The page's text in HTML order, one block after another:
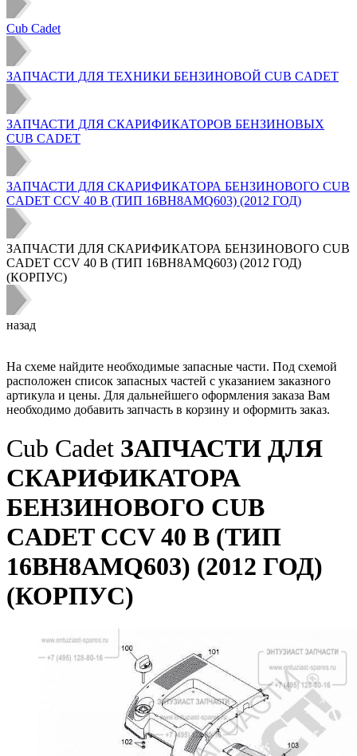
Cub Cadet
ЗАПЧАСТИ ДЛЯ ТЕХНИКИ БЕНЗИНОВОЙ CUB CADET
ЗАПЧАСТИ ДЛЯ СКАРИФИКАТОРОВ БЕНЗИНОВЫХ
CUB CADET
ЗАПЧАСТИ ДЛЯ СКАРИФИКАТОРА БЕНЗИНОВОГО CUB
CADET CCV 40 B (ТИП 16BH8AMQ603) (2012 ГОД)
ЗАПЧАСТИ ДЛЯ СКАРИФИКАТОРА БЕНЗИНОВОГО CUB
CADET CCV 40 B (ТИП 16BH8AMQ603) (2012 ГОД)
(КОРПУС)
назад
На схеме найдите необходимые запасные части. Под схемой
расположен список запасных частей с указанием заказного
артикула и цены. Для дальнейшего оформления заказа Вам
необходимо добавить запчасть в корзину и оформить заказ.
Cub Cadet ЗАПЧАСТИ ДЛЯ
СКАРИФИКАТОРА
БЕНЗИНОВОГО CUB
CADET CCV 40 B (ТИП
16BH8AMQ603) (2012 ГОД)
(КОРПУС)